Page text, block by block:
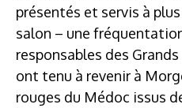
présentés et servis à
salon – une
responsables des Grands
ont tenu à revenir à
rouges du Médoc issus